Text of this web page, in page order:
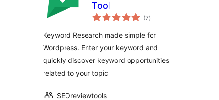
Tool
(7valoracións
totais
)
Keyword Research made simple for
Wordpress. Enter your keyword and
quickly discover keyword opportunities
related to your topic.
SEOreviewtools